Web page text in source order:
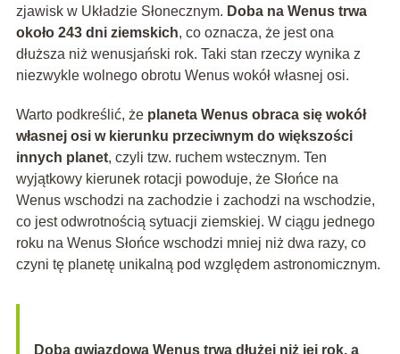
zjawisk w Układzie Słonecznym. Doba na Wenus trwa
około 243 dni ziemskich, co oznacza, że jest ona
dłuższa niż wenusjański rok. Taki stan rzeczy wynika z
niezwykle wolnego obrotu Wenus wokół własnej osi.
Warto podkreślić, że planeta Wenus obraca się wokół
własnej osi w kierunku przeciwnym do większości
innych planet, czyli tzw. ruchem wstecznym. Ten
wyjątkowy kierunek rotacji powoduje, że Słońce na
Wenus wschodzi na zachodzie i zachodzi na wschodzie,
co jest odwrotnością sytuacji ziemskiej. W ciągu jednego
roku na Wenus Słońce wschodzi mniej niż dwa razy, co
czyni tę planetę unikalną pod względem astronomicznym.
Doba gwiazdowa Wenus trwa dłużej niż jej rok, a